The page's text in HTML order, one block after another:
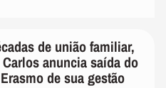
de união familiar,
anuncia saída do
de sua gestão